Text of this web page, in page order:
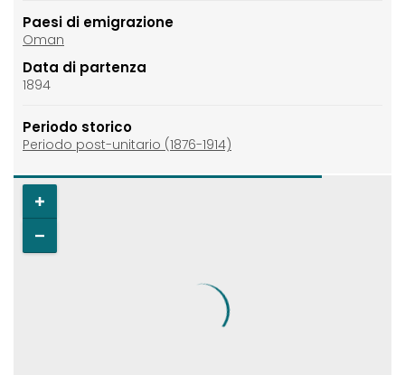
Paesi di emigrazione
Oman
Data di partenza
1894
Periodo storico
Periodo post-unitario (1876-1914)